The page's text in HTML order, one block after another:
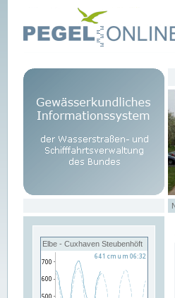
Elbe - Cuxhaven Steubenhöft